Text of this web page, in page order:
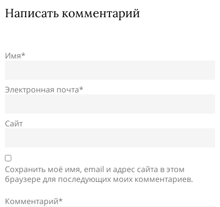
Написать комментарий
Имя*
Электронная почта*
Сайт
Сохранить моё имя, email и адрес сайта в этом
браузере для последующих моих комментариев.
Комментарий*